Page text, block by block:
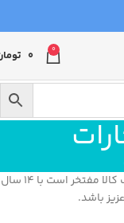
0
0
اعتماد شما مشتریان عزیز باعث افتخار ماست. پزشک کالا مفتخر است با 14 سال
باشد.